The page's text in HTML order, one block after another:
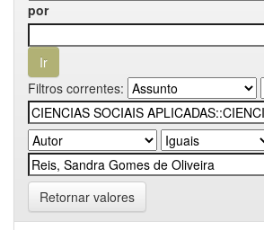
por
Filtros correntes:
Retornar valores